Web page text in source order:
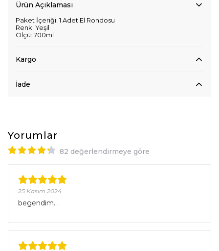
Ürün Açıklaması
Paket İçeriği: 1 Adet El Rondosu
Renk: Yeşil
Ölçü: 700ml
Kargo
İade
Yorumlar
82 değerlendirmeye göre
25 Kasım 2024
begendim. .